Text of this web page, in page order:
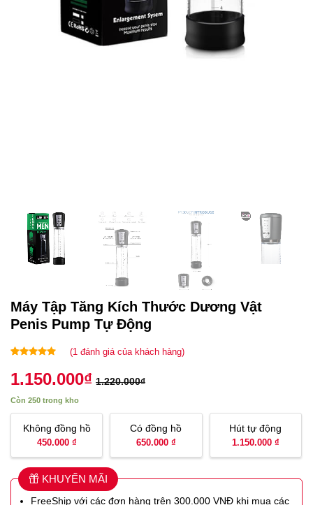
Máy Tập Tăng Kích Thước Dương Vật
Penis Pump Tự Động
dựa trên
(1 đánh giá của khách hàng)
1.150.000₫ 1.220.000₫
Còn 250 trong kho
Không đồng hồ
450.000 ₫
Có đồng hồ
650.000 ₫
Hút tự động
1.150.000 ₫
KHUYẾN MÃI
FreeShip với các đơn hàng trên 300.000 VNĐ khi mua các